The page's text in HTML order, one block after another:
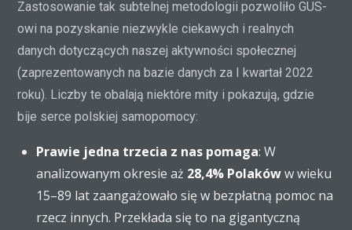
Zastosowanie tak subtelnej metodologii pozwoliło GUS-
owi na pozyskanie niezwykle ciekawych i realnych
danych dotyczących naszej aktywności społecznej
(zaprezentowanych na bazie danych za I kwartał 2022
roku). Liczby te obalają niektóre mity i pokazują, gdzie
bije serce polskiej samopomocy:
Prawie jedna trzecia z nas pomaga: W
analizowanym okresie aż 28,4% Polakóww wieku
15–89 lat zaangażowało się w bezpłatną pomoc na
rzecz innych. Przekłada się to na gigantyczną